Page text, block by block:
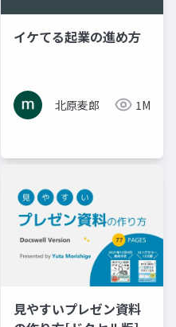
イケてる起業の進め方
北原麦郎 1M
見やすいプレゼン資料